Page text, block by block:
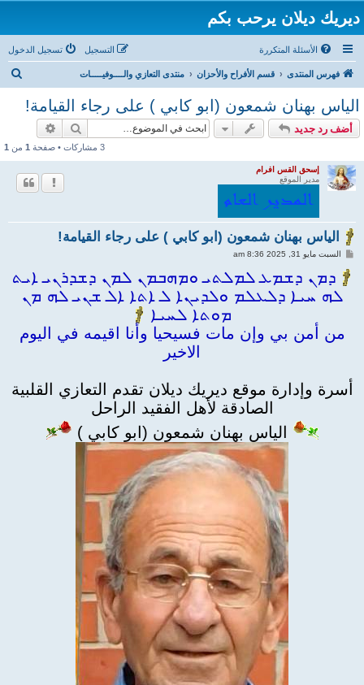
ديريك ديلان يرحب بكم
الأسئلة المتكررة تسجيل الدخول التسجيل
فهرس المنتدى قسم الأفراح والأحزان منتدى التعازي والــــوفيـــــات
الياس بهنان شمعون (ابو كابي ) على رجاء القيامة!
أضف رد جديد بحث
3 مشاركات • صفحة 1 من 1
إسحق القس افرام
مدير الموقع
الياس بهنان شمعون (ابو كابي ) على رجاء القيامة!
ا
ر
ة
السبت مايو 31, 2025 8:36 am
ܕܡܢ ܕܫܡܥ ܠܡܠܬܝ ܘܡܗܒܡܢ ܠܡܢ ܕܫܕܪܢܝ ܐܝܬ
ܠܗ ܚܝܐ ܕܠܥܠܡ ܘܠܕܝܢܐ ܠ ܐܬܐ ܐܠ ܫܢܝ ܠܗ ܡܢ
ܡܘܬܐ ܠܚܝܐ
من أمن بي وإن مات فسيحيا وأنا اقيمه في اليوم
الاخير
أسرة وإدارة موقع ديريك ديلان تقدم التعازي القلبية
الصادقة لأهل الفقيد الراحل
الياس بهنان شمعون (ابو كابي )